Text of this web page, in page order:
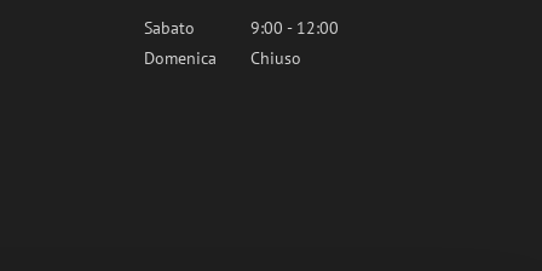
Sabato
9:00 - 12:00
Domenica
Chiuso